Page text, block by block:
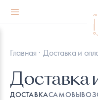
Преображения
Трихологический
Главная Доставка и
Доставка
ДОСТАВКАСАМОВЫВОЗ